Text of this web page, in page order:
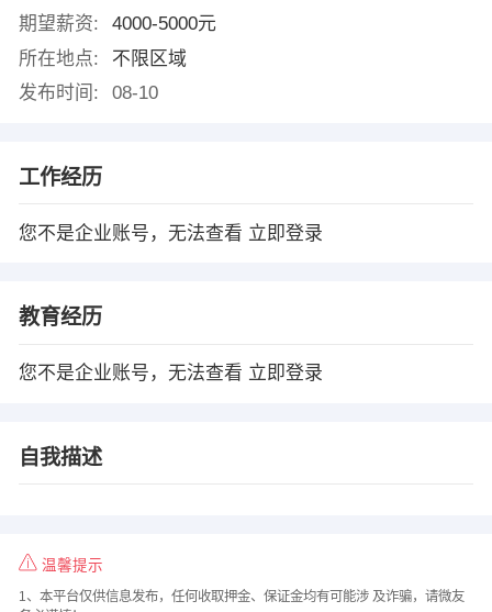
期望薪资:
4000-5000元
所在地点:
不限区域
发布时间:
08-10
工作经历
您不是企业账号，无法查看 立即登录
教育经历
您不是企业账号，无法查看 立即登录
自我描述
温馨提示
1、本平台仅供信息发布，任何收取押金、保证金均有可能涉 及诈骗，请微友